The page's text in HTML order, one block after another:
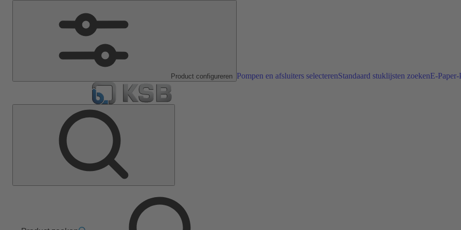
Product configureren Pompen en afsluiters selecterenStandaard stuklijsten zoekenE-Paper-